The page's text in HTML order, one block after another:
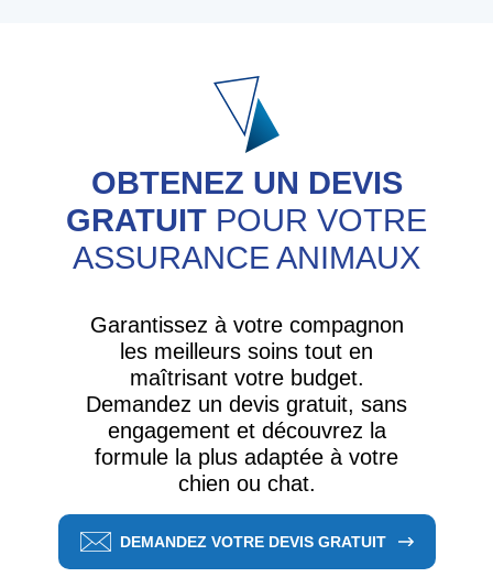
OBTENEZ UN DEVIS
GRATUIT POUR VOTRE
ASSURANCE ANIMAUX
Garantissez à votre compagnon
les meilleurs soins tout en
maîtrisant votre budget.
Demandez un devis gratuit, sans
engagement et découvrez la
formule la plus adaptée à votre
chien ou chat.
DEMANDEZ VOTRE DEVIS GRATUIT